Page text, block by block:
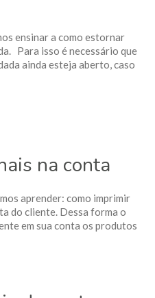
ensinar a como estornar
Para isso é necessário que
ainda esteja aberto, caso
na conta
aprender: como imprimir
do cliente. Dessa forma o
em sua conta os produtos